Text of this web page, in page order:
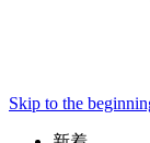
Skip to the